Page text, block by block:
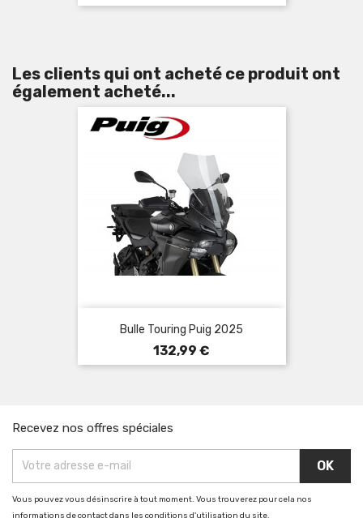
Les clients qui ont acheté ce produit ont
également acheté...
Bulle Touring Puig 2025
Prix
132,99 €
Recevez nos offres spéciales
Vous pouvez vous désinscrire à tout moment. Vous trouverez pour cela nos
informations de contact dans les conditions d'utilisation du site.